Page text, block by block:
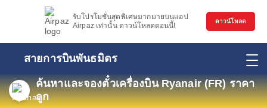
รับโปรโมชั่นสุดพิเศษมากมายบนแอป
Airpaz เท่านั้น ดาวน์โหลดตอนนี้!
ดาวน์โหลด
สายการบินพันธมิตร
ค้นหาและจองตั๋วเครื่องบิน Ryanair (FR) ราคา
ถูก